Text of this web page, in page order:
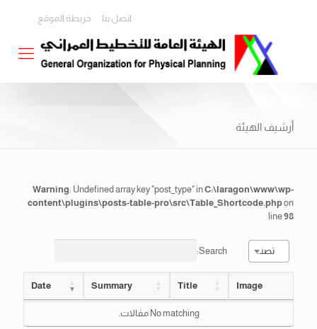
اتصل بنا خريطة الموقع
أرشيف الهيئة
Warning: Undefined array key "post_type" inC:\laragon\www\wp-
content\plugins\posts-table-pro\src\Table_Shortcode.phpon
line98
تصنيف Search:
Image
Title
Summary
Date
No matching مقالات.